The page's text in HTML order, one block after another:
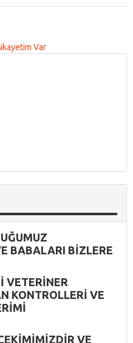
Var
BABALARI BİZLERE
VETERİNER
KONTROLLERİ VE
VE